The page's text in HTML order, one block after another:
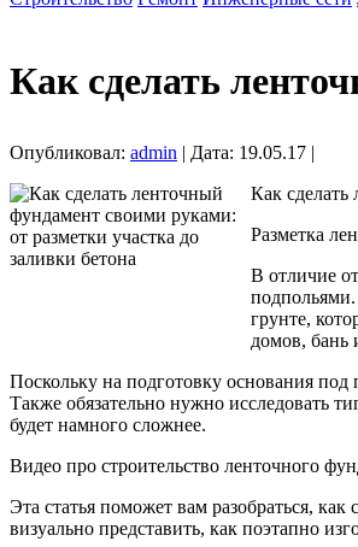
Как сделать
Опубликовал: admin | Дата: 19.05.17 |
Как сделать
Разметка
В отличие
грунте,
домов, бань
Поскольку на подготовку основания под
Также обязательно нужно исследовать
будет намного сложнее.
Видео про строительство ленточного
Эта статья поможет вам разобраться,
визуально представить, как поэтапно